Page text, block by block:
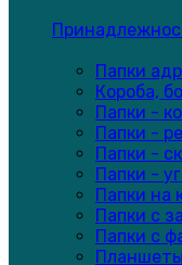
Папки
Короба,
Папки -
Папки -
Папки -
Папки -
Папки на
Папки с
Папки с